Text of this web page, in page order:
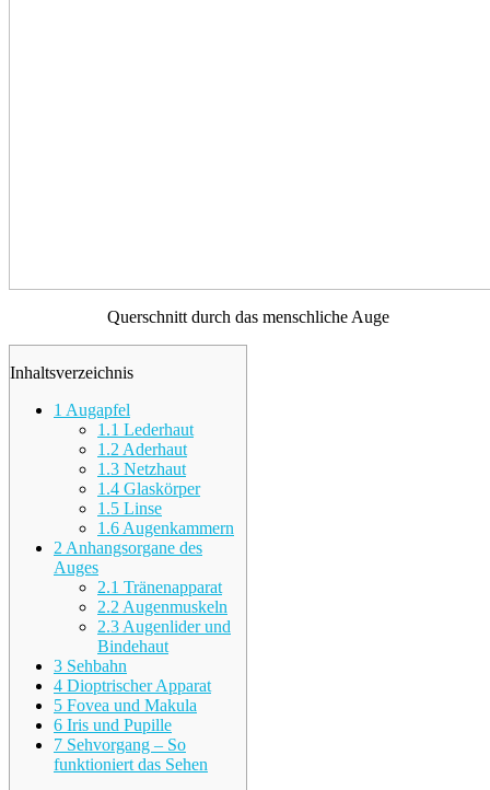
Querschnitt durch das menschliche Auge
Inhaltsverzeichnis
1 Augapfel
1.1 Lederhaut
1.2 Aderhaut
1.3 Netzhaut
1.4 Glaskörper
1.5 Linse
1.6 Augenkammern
2 Anhangsorgane des
Auges
2.1 Tränenapparat
2.2 Augenmuskeln
2.3 Augenlider und
Bindehaut
3 Sehbahn
4 Dioptrischer Apparat
5 Fovea und Makula
6 Iris und Pupille
7 Sehvorgang – So
funktioniert das Sehen